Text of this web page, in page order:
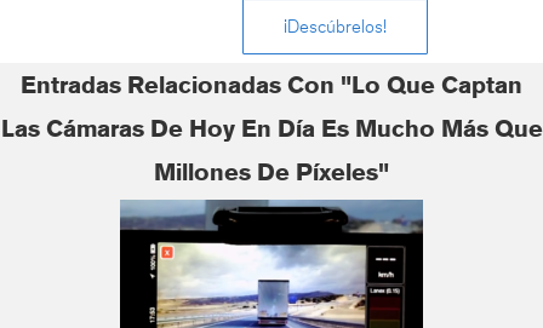
¡Descúbrelos!
Entradas Relacionadas Con "Lo Que Captan
Las Cámaras De Hoy En Día Es Mucho Más Que
Millones De Píxeles"